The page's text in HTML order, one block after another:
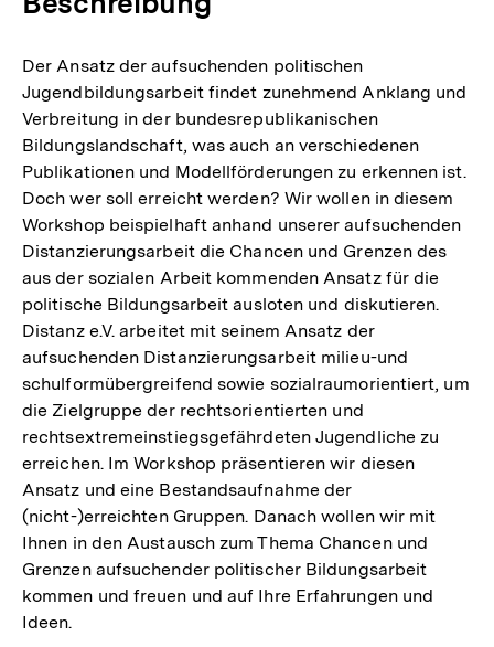
Der Ansatz der aufsuchenden politischen
Jugendbildungsarbeit findet zunehmend Anklang und
Verbreitung in der bundesrepublikanischen
Bildungslandschaft, was auch an verschiedenen
Publikationen und Modellförderungen zu erkennen ist.
Doch wer soll erreicht werden? Wir wollen in diesem
Workshop beispielhaft anhand unserer aufsuchenden
Distanzierungsarbeit die Chancen und Grenzen des
aus der sozialen Arbeit kommenden Ansatz für die
politische Bildungsarbeit ausloten und diskutieren.
Distanz e.V. arbeitet mit seinem Ansatz der
aufsuchenden Distanzierungsarbeit milieu-und
schulformübergreifend sowie sozialraumorientiert, um
die Zielgruppe der rechtsorientierten und
rechtsextremeinstiegsgefährdeten Jugendliche zu
erreichen. Im Workshop präsentieren wir diesen
Ansatz und eine Bestandsaufnahme der
(nicht-)erreichten Gruppen. Danach wollen wir mit
Ihnen in den Austausch zum Thema Chancen und
Grenzen aufsuchender politischer Bildungsarbeit
kommen und freuen und auf Ihre Erfahrungen und
Ideen.